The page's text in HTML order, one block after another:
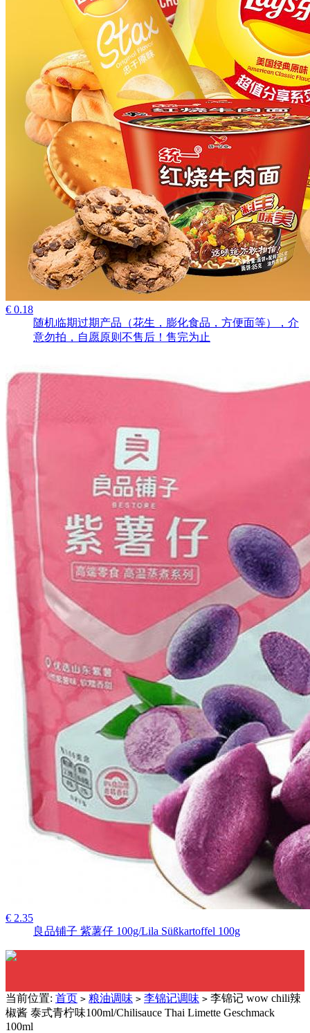
€ 0.18
随机临期过期产品（花生，膨化食品，方便面等），介
意勿拍，自愿原则不售后！售完为止
€ 2.35
良品铺子 紫薯仔 100g/Lila Süßkartoffel 100g
当前位置: 首页 > 粮油调味 > 李锦记调味 > 李锦记 wow chili辣
椒酱 泰式青柠味100ml/Chilisauce Thai Limette Geschmack
100ml